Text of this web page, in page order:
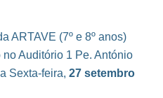
ARTAVE (7º e 8º anos)
Auditório 1 Pe. António
Sexta-feira, 27 setembro